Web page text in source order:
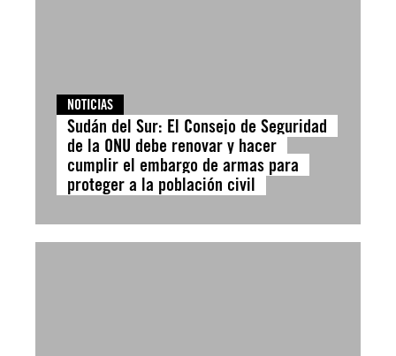
NOTICIAS
Sudán del Sur: El Consejo de Seguridad
de la ONU debe renovar y hacer
cumplir el embargo de armas para
proteger a la población civil